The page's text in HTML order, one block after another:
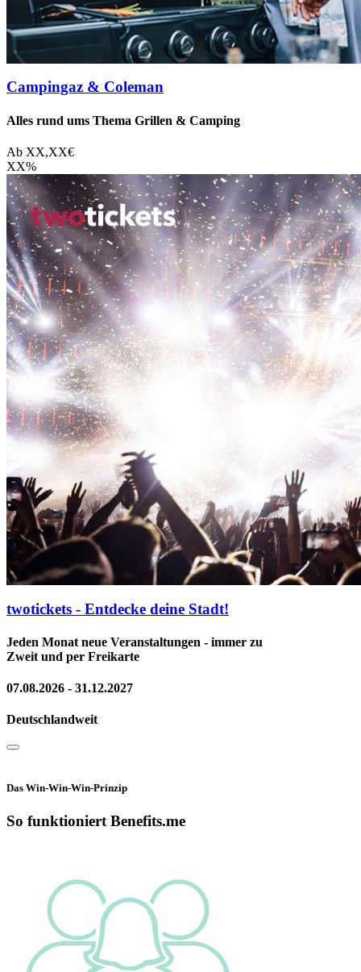
Campingaz & Coleman
Alles rund ums Thema Grillen & Camping
Ab XX,XX€
XX%
twotickets - Entdecke deine Stadt!
Jeden Monat neue Veranstaltungen - immer zu
Zweit und per Freikarte
07.08.2026 - 31.12.2027
Deutschlandweit
Das Win-Win-Win-Prinzip
So funktioniert Benefits.me